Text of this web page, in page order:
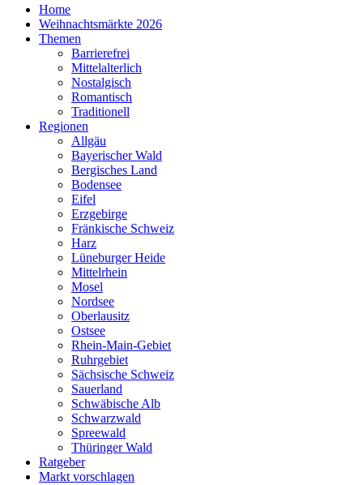
Home
Weihnachtsmärkte 2026
Themen
Barrierefrei
Mittelalterlich
Nostalgisch
Romantisch
Traditionell
Regionen
Allgäu
Bayerischer Wald
Bergisches Land
Bodensee
Eifel
Erzgebirge
Fränkische Schweiz
Harz
Lüneburger Heide
Mittelrhein
Mosel
Nordsee
Oberlausitz
Ostsee
Rhein-Main-Gebiet
Ruhrgebiet
Sächsische Schweiz
Sauerland
Schwäbische Alb
Schwarzwald
Spreewald
Thüringer Wald
Ratgeber
Markt vorschlagen